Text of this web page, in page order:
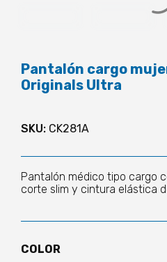
Pantalón cargo
Originals Ultra
SKU: CK281A
Pantalón médico tipo cargo
corte slim y cintura elástica
COLOR